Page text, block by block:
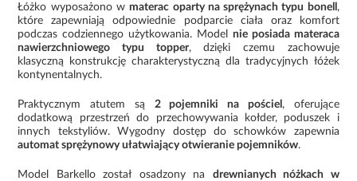
Łóżko wyposażono wmaterac oparty na sprężynach typu bonell ,
które zapewniają odpowiednie podparcie ciała oraz komfort
podczas codziennego użytkowania. Model nie posiada materaca
nawierzchniowego typu topper, dzięki czemu zachowuje
klasyczną konstrukcję charakterystyczną dla tradycyjnych łóżek
kontynentalnych.
Praktycznym atutem są 2 pojemniki na pościel , oferujące
dodatkową przestrzeń do przechowywania kołder, poduszek i
innych tekstyliów. Wygodny dostęp do schowków zapewnia
automat sprężynowy ułatwiający otwieranie pojemników.
Model Barkello został osadzony na drewnianych nóżkach w